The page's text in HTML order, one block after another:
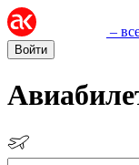
–
Войти